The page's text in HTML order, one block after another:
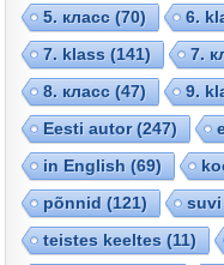
5. класс (70) 6.
7. klass (141) 7.
8. класс (47) 9.
Eesti autor(247)
in English (69)
põnnid (121) suvi
teistes keeltes (11)